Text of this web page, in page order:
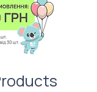
першого